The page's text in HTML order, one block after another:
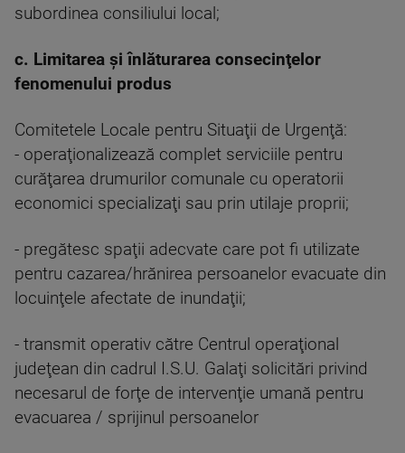
subordinea consiliului local;
c. Limitarea şi înlăturarea consecinţelor
fenomenului produs
Comitetele Locale pentru Situaţii de Urgenţă:
- operaţionalizează complet serviciile pentru
curăţarea drumurilor comunale cu operatorii
economici specializaţi sau prin utilaje proprii;
- pregătesc spaţii adecvate care pot fi utilizate
pentru cazarea/hrănirea persoanelor evacuate din
locuinţele afectate de inundaţii;
- transmit operativ către Centrul operaţional
judeţean din cadrul I.S.U. Galaţi solicitări privind
necesarul de forţe de intervenţie umană pentru
evacuarea / sprijinul persoanelor